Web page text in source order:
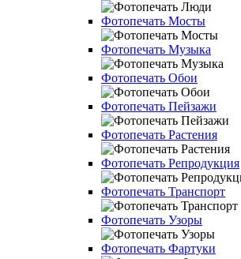
Фотопечать Мосты
Фотопечать Музыка
Фотопечать Обои
Фотопечать Пейзажи
Фотопечать Растения
Фотопечать Репродукция
Фотопечать Транспорт
Фотопечать Узоры
Фотопечать Фартуки